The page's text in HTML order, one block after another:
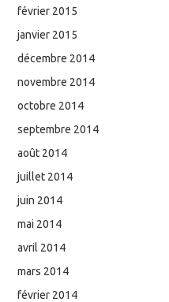
février 2015
janvier 2015
décembre 2014
novembre 2014
octobre 2014
septembre 2014
août 2014
juillet 2014
juin 2014
mai 2014
avril 2014
mars 2014
février 2014